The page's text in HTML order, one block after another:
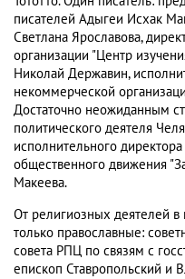
писателей Адыгеи Исхак
Светлана Ярославова,
организации "Центр
Николай Державин,
некоммерческой
Достаточно неожиданным
политического деятеля
исполнительного
общественного движения
Макеева.
От религиозных деятелей
только православные:
совета РПЦ по связям с
епископ Ставропольский и